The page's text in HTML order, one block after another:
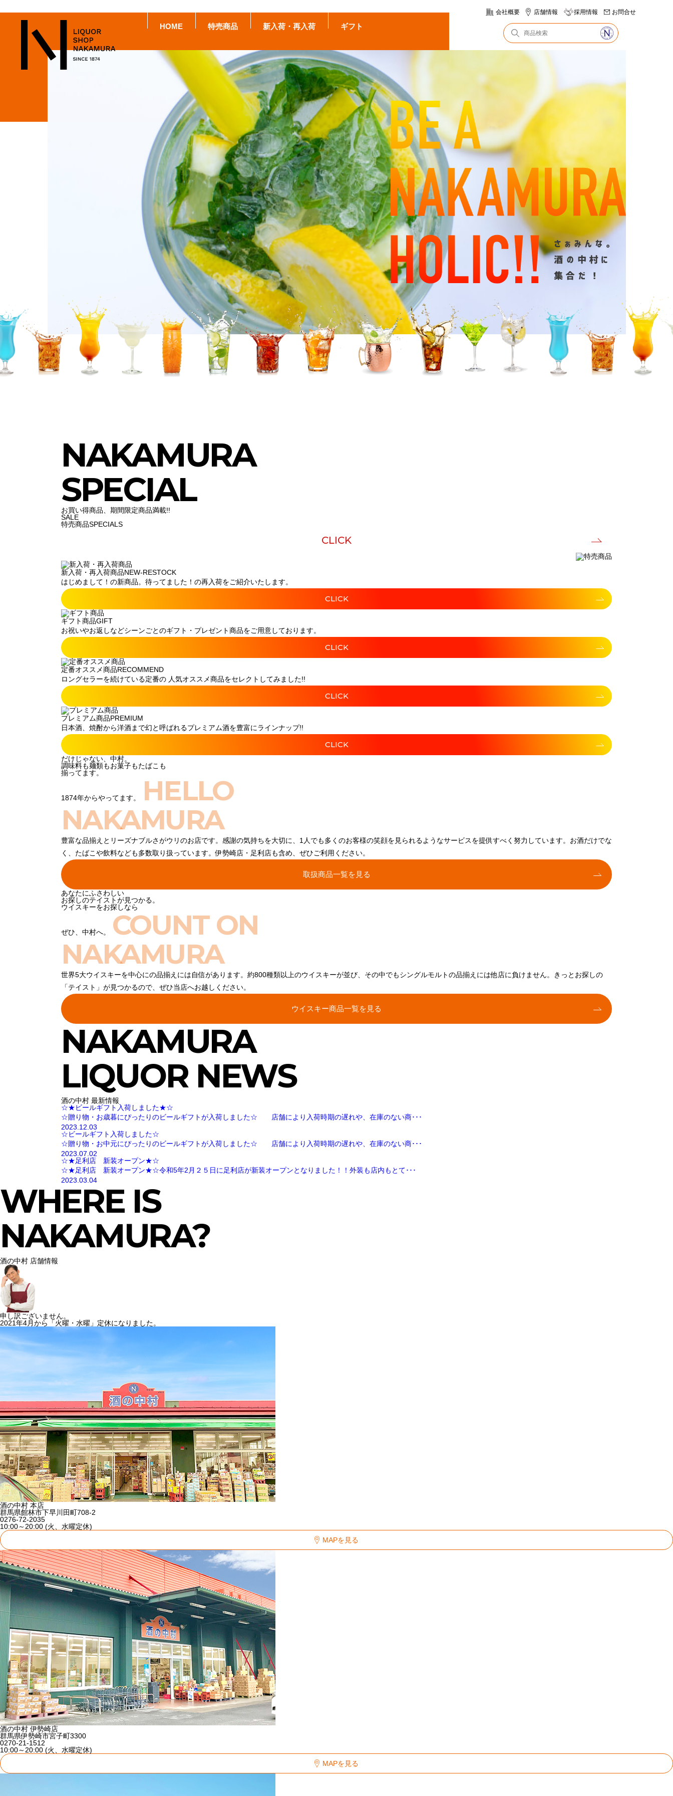
HOME 特売商品 新入荷・再入荷 ギフト
会社概要 店舗情報 採用情報 お問合せ
NAKAMURA
SPECIAL
お買い得商品、期間限定商品満載!!
SALE
特売商品SPECIALS
CLICK
新入荷・再入荷商品NEW-RESTOCK
はじめまして！の新商品。待ってました！の再入荷をご紹介いたします。
CLICK
ギフト商品GIFT
お祝いやお返しなどシーンごとのギフト・プレゼント商品をご用意しております。
CLICK
定番オススメ商品RECOMMEND
ロングセラーを続けている定番の 人気オススメ商品をセレクトしてみました!!
CLICK
プレミアム商品PREMIUM
日本酒、焼酎から洋酒まで幻と呼ばれるプレミアム酒を豊富にラインナップ!!
CLICK
だけじゃない、中村。
調味料も麺類もお菓子もたばこも
揃ってます。
1874年からやってます。
HELLO
NAKAMURA
豊富な品揃えとリーズナブルさがウリのお店です。感謝の気持ちを大切に、1人でも多くのお客様の笑顔を見られるようなサービスを提供すべく努力しています。お酒だけでな
く、たばこや飲料なども多数取り扱っています。伊勢崎店・足利店も含め、ぜひご利用ください。
取扱商品一覧を見る
あなたにふさわしい
お探しのテイストが見つかる。
ウイスキーをお探しなら
ぜひ、中村へ。
COUNT ON
NAKAMURA
世界5大ウイスキーを中心にの品揃えには自信があります。約800種類以上のウイスキーが並び、その中でもシングルモルトの品揃えには他店に負けません。きっとお探しの
「テイスト」が見つかるので、ぜひ当店へお越しください。
ウイスキー商品一覧を見る
NAKAMURA
LIQUOR NEWS
酒の中村 最新情報
☆★ビールギフト入荷しました★☆
☆贈り物・お歳暮にぴったりのビールギフトが入荷しました☆ 店舗により入荷時期の遅れや、在庫のない商･･･
2023.12.03
☆ビールギフト入荷しました☆
☆贈り物・お中元にぴったりのビールギフトが入荷しました☆ 店舗により入荷時期の遅れや、在庫のない商･･･
2023.07.02
☆★足利店 新装オープン★☆
☆★足利店 新装オープン★☆令和5年2月２５日に足利店が新装オープンとなりました！！外装も店内もとて･･･
2023.03.04
WHERE IS
NAKAMURA?
酒の中村 店舗情報
申し訳ございません。
2021年4月から「火曜・水曜」定休になりました。
酒の中村 本店
群馬県館林市下早川田町708-2
0276-72-2035
10:00～20:00 (火、水曜定休)
MAPを見る
酒の中村 伊勢崎店
群馬県伊勢崎市宮子町3300
0270-21-1512
10:00～20:00 (火、水曜定休)
MAPを見る